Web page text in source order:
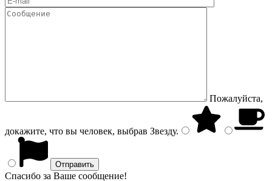
Пожалуйста,
докажите, что вы человек, выбрав Звезду.
Спасибо за Ваше сообщение!